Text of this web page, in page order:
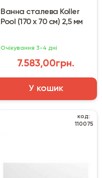
Ванна сталева Koller
Pool (170 х 70 см) 2,5 мм
Очікування 3-4 дні
7.583,00грн.
У кошик
код:
110075